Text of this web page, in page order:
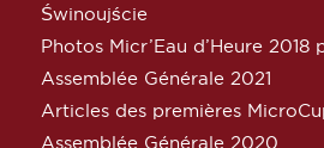
Świnoujście
Photos Micr’Eau d’Heure
Assemblée Générale 2021
Articles des premières
Assemblée Générale 2020